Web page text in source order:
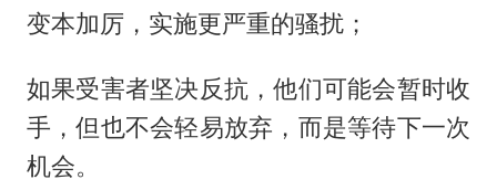
变本加厉，实施更严重的骚扰；
如果受害者坚决反抗，他们可能会暂时收
手，但也不会轻易放弃，而是等待下一次
机会。